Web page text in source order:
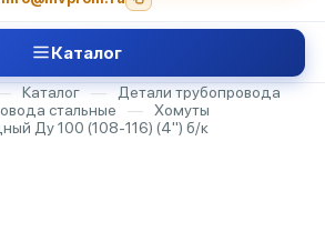
Каталог
Каталог —
Детали трубопровода
стальные —
Хомуты
Ду 100 (108-116) (4") б/к